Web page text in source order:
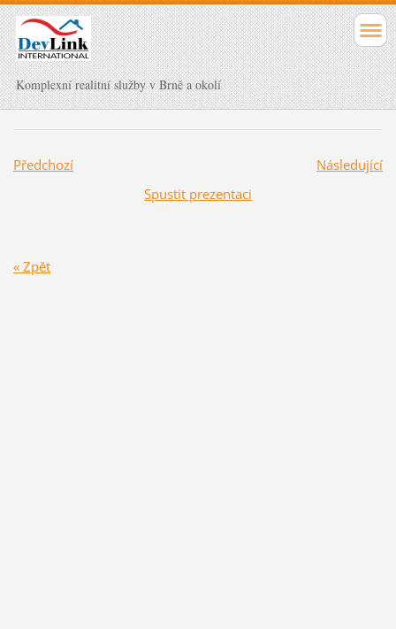
Komplexní realitní služby v Brně a okolí
Předchozí
Následující
Spustit prezentaci
« Zpět